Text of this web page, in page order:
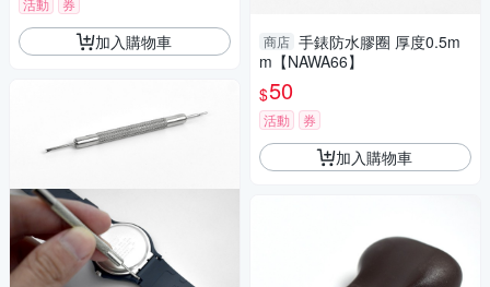
活動 券
加入購物車 商店 手錶防水膠圈 厚度0.5m
m【NAWA66】
$50
活動 券
加入購物車